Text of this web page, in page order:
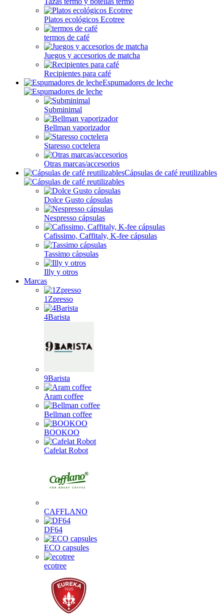
Platos ecológicos Ecotree
termos de café
Juegos y accesorios de matcha
Recipientes para café
Espumadores de leche
Subminimal
Bellman vaporizador
Staresso coctelera
Otras marcas/accesorios
Cápsulas de café reutilizables
Dolce Gusto cápsulas
Nespresso cápsulas
Cafissimo, Caffitaly, K-fee cápsulas
Tassimo cápsulas
Illy y otros
Marcas
1Zpresso
4Barista
9Barista
Aram coffee
Bellman coffee
BOOKOO
Cafelat Robot
CAFFLANO
DF64
ECO capsules
ecotree